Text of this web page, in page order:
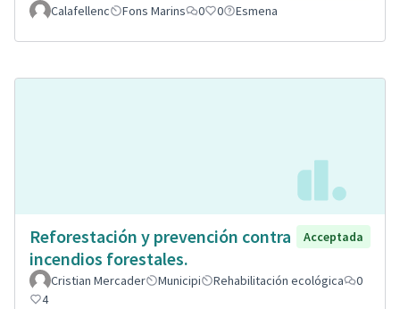
Calafellenc
Fons Marins 0 0 Esmena
Reforestación y prevención contra
incendios forestales.
Acceptada
Cristian Mercader Municipi Rehabilitación ecológica
0
4